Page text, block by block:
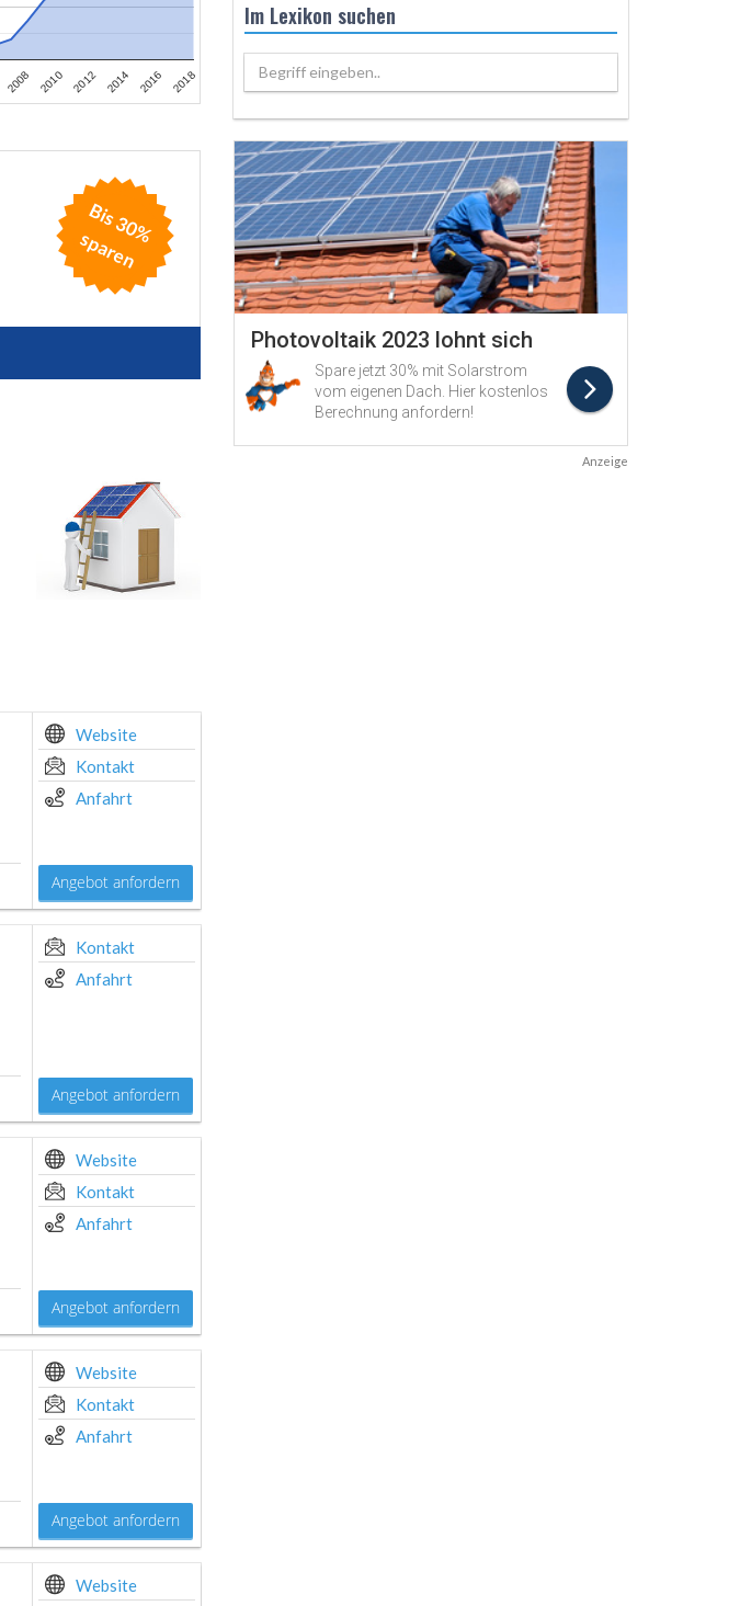
2008 2010 2012 2014 2016 2018
B
is
3
0
%
s
p
a
r
e
n
Website
Kontakt
Anfahrt
Angebot anfordern
Kontakt
Anfahrt
Angebot anfordern
Website
Kontakt
Anfahrt
Angebot anfordern
Website
Kontakt
Anfahrt
Angebot anfordern
Website
Im Lexikon suchen
Begriff eingeben..
Anzeige